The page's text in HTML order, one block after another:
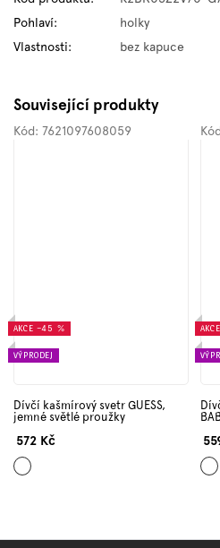
Pohlaví:
holky
Vlastnosti: bez kapuce
Související produkty
AKCE –45 %
VÝPRODEJ
Dívčí kašmírový svetr GUESS,
jemné světlé proužky
572 Kč
Krémová
Kód: 7621097608059
AKCE
Růžová